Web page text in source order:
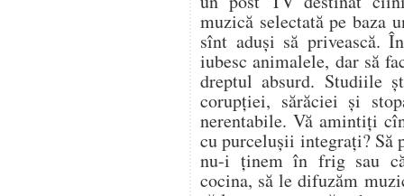
muzică selectată pe
sînt aduşi să privească.
iubesc animalele, dar să
dreptul absurd. Studiile
corupţiei, sărăciei şi
nerentabile. Vă amintiţi
cu purceluşii integraţi? Să
nu-i ţinem în frig sau
cocina, să le difuzăm